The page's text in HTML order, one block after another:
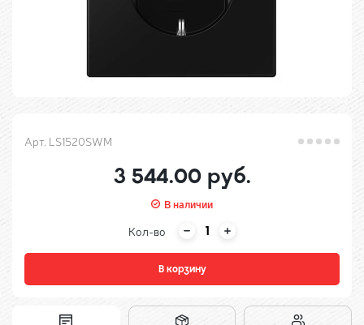
Арт. LS1520SWM
3 544.00 руб.
В наличии
Кол-во
В корзину